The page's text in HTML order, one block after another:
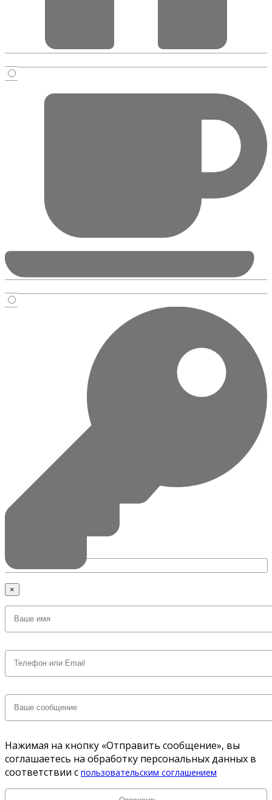
×
Нажимая на кнопку «Отправить сообщение», вы
соглашаетесь на обработку персональных данных в
соответствии с пользовательским соглашением